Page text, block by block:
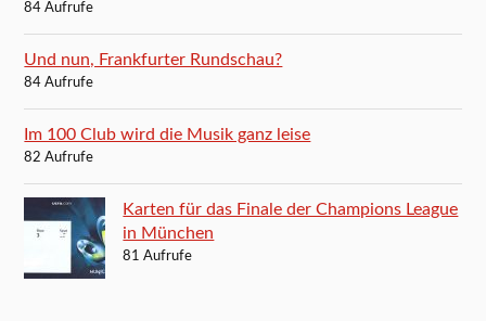
84 Aufrufe
Und nun, Frankfurter Rundschau?
84 Aufrufe
Im 100 Club wird die Musik ganz leise
82 Aufrufe
Karten für das Finale der Champions League
in München
81 Aufrufe